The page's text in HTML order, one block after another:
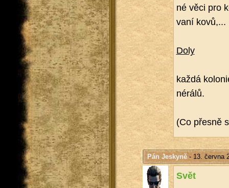
né věci pro
va­ní kovů,...
Doly
každá
né­rá­lů.
(Co přes­ně
Pán Jeskyně- 13. června
Svět